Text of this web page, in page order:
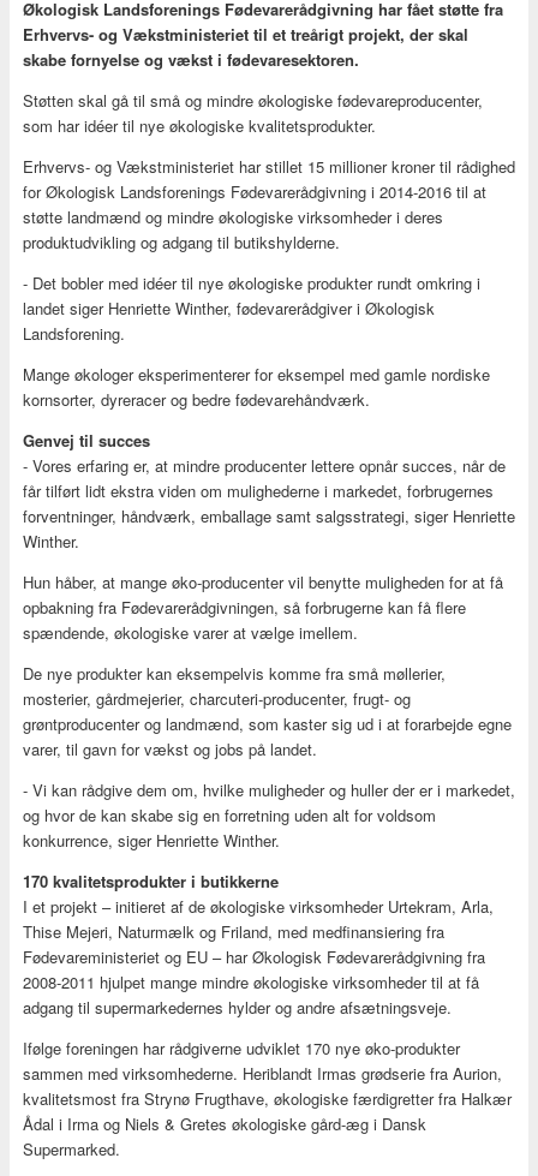
Økologisk Landsforenings Fødevarerådgivning har fået støtte fra
Erhvervs- og Vækstministeriet til et treårigt projekt, der skal
skabe fornyelse og vækst i fødevaresektoren.
Støtten skal gå til små og mindre økologiske fødevareproducenter,
som har idéer til nye økologiske kvalitetsprodukter.
Erhvervs- og Vækstministeriet har stillet 15 millioner kroner til rådighed
for Økologisk Landsforenings Fødevarerådgivning i 2014-2016 til at
støtte landmænd og mindre økologiske virksomheder i deres
produktudvikling og adgang til butikshylderne.
- Det bobler med idéer til nye økologiske produkter rundt omkring i
landet siger Henriette Winther, fødevarerådgiver i Økologisk
Landsforening.
Mange økologer eksperimenterer for eksempel med gamle nordiske
kornsorter, dyreracer og bedre fødevarehåndværk.
Genvej til succes
- Vores erfaring er, at mindre producenter lettere opnår succes, når de
får tilført lidt ekstra viden om mulighederne i markedet, forbrugernes
forventninger, håndværk, emballage samt salgsstrategi, siger Henriette
Winther.
Hun håber, at mange øko-producenter vil benytte muligheden for at få
opbakning fra Fødevarerådgivningen, så forbrugerne kan få flere
spændende, økologiske varer at vælge imellem.
De nye produkter kan eksempelvis komme fra små møllerier,
mosterier, gårdmejerier, charcuteri-producenter, frugt- og
grøntproducenter og landmænd, som kaster sig ud i at forarbejde egne
varer, til gavn for vækst og jobs på landet.
- Vi kan rådgive dem om, hvilke muligheder og huller der er i markedet,
og hvor de kan skabe sig en forretning uden alt for voldsom
konkurrence, siger Henriette Winther.
170 kvalitetsprodukter i butikkerne
I et projekt – initieret af de økologiske virksomheder Urtekram, Arla,
Thise Mejeri, Naturmælk og Friland, med medfinansiering fra
Fødevareministeriet og EU – har Økologisk Fødevarerådgivning fra
2008-2011 hjulpet mange mindre økologiske virksomheder til at få
adgang til supermarkedernes hylder og andre afsætningsveje.
Ifølge foreningen har rådgiverne udviklet 170 nye øko-produkter
sammen med virksomhederne. Heriblandt Irmas grødserie fra Aurion,
kvalitetsmost fra Strynø Frugthave, økologiske færdigretter fra Halkær
Ådal i Irma og Niels & Gretes økologiske gård-æg i Dansk
Supermarked.